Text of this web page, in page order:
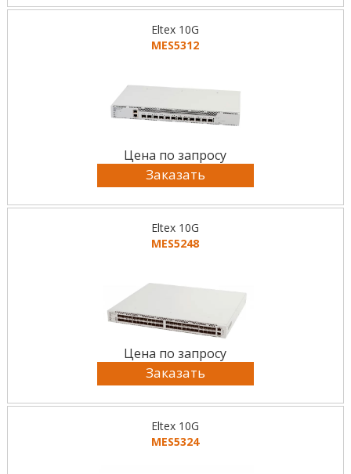
Eltex 10G
MES5312
Цена по запросу
Заказать
Eltex 10G
MES5248
Цена по запросу
Заказать
Eltex 10G
MES5324